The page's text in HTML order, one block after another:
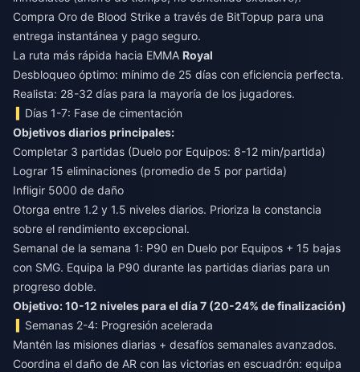
Compra Oro de Blood Strike a través de BitTopup para una
entrega instantánea y pago seguro.
La ruta más rápida hacia EMMA Royal
Desbloqueo óptimo: mínimo de 25 días con eficiencia perfecta.
Realista: 28-32 días para la mayoría de los jugadores.
Días 1-7: Fase de cimentación
Objetivos diarios principales:
Completar 3 partidas (Duelo por Equipos: 8-12 min/partida)
Lograr 15 eliminaciones (promedio de 5 por partida)
Infligir 5000 de daño
Otorga entre 1.2 y 1.5 niveles diarios. Prioriza la constancia
sobre el rendimiento excepcional.
Semanal de la semana 1: P90 en Duelo por Equipos + 15 bajas
con SMG. Equipa la P90 durante las partidas diarias para un
progreso doble.
Objetivo: 10-12 niveles para el día 7 (20-24% de finalización)
Semanas 2-4: Progresión acelerada
Mantén las misiones diarias + desafíos semanales avanzados.
Coordina el daño de AR con las victorias en escuadrón: equipa